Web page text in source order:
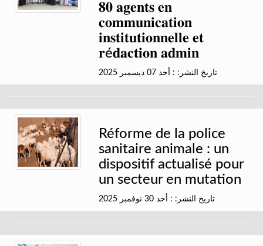
𝟖𝟎 𝐚𝐠𝐞𝐧𝐭𝐬 𝐞𝐧
𝐜𝐨𝐦𝐦𝐮𝐧𝐢𝐜𝐚𝐭𝐢𝐨𝐧
𝐢𝐧𝐬𝐭𝐢𝐭𝐮𝐭𝐢𝐨𝐧𝐧𝐞𝐥𝐥𝐞 𝐞𝐭
𝐫é𝐝𝐚𝐜𝐭𝐢𝐨𝐧 𝐚𝐝𝐦𝐢𝐧
تاريخ النشر: : أحد 07 ديسمبر 2025
Réforme de la police
sanitaire animale : un
dispositif actualisé pour
un secteur en mutation
تاريخ النشر: : أحد 30 نوفمبر 2025